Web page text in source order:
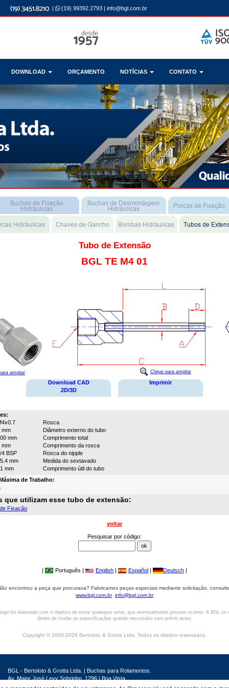
| (19) 99392.2793 | info@bgl.com.br
DOWNLOAD ORÇAMENTO NOTÍCIAS CONTATO
Tubo de Extensão
BGL TE M4 01
ampliar Clique para ampliar
Download CAD
2D/3D
Imprimir
Rosca
mm
Diâmetro externo do tubo
mm
Comprimento total
mm
Comprimento da rosca
4 BSP
Rosca do nipple
mm
Medida do sextavado
mm
Comprimento útil do tubo
de Trabalho:
que utilizam esse tubo de extensão:
Fixação
voltar
Pesquisar por código:
| Português | English | Español | Deutsch |
encontrou a peça que procurava? Fabricamos peças especiais mediante solicitação,
www.bgl.com.br info@bgl.com.br
foi elaborado com o objetivo de evitar quaisquer erros, que eventualmente possam ocorrer. A BGL se
direito de mudar as especificações quando necessário sem prévio aviso.
Copyright © 2006-2026 Bertoloto & Grotta Ltda. Todos os direitos reservados.
BGL - Bertoloto & Grotta Ltda. | Buchas para Rolamentos.
Av. Major José Levy Sobrinho, 1296 | Boa Vista
CEP 13486.190 | Limeira-SP | Brasil